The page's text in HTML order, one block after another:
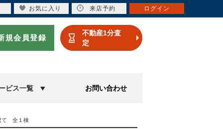
規会員登録
不動産1分査
定
ビス一覧 お問い合わせ
て 全１棟
お気に入り 来店予約 ログイン